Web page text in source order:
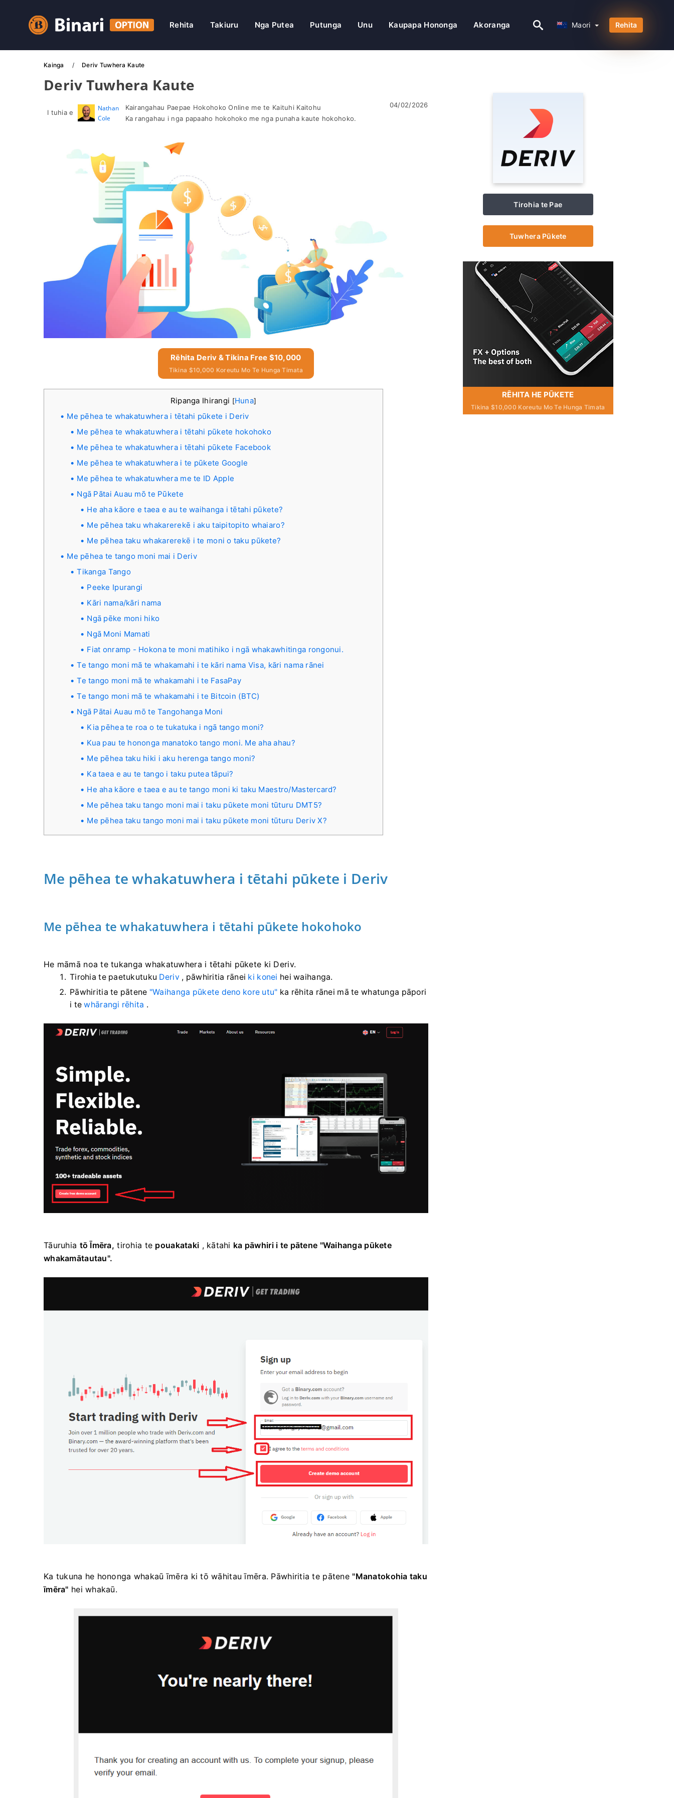
Rehita Takiuru Nga Putea Putunga Unu Kaupapa Hononga Akoranga Maori Rehita
Kainga Deriv Tuwhera Kaute
Deriv Tuwhera Kaute
I tuhia e
Nathan
Cole
Kairangahau Paepae Hokohoko Online me te Kaituhi Kaitohu
Ka rangahau i nga papaaho hokohoko me nga punaha kaute hokohoko.
04/02/2026
Rēhita Deriv & Tikina Free $10,000
Tikina $10,000 Koreutu Mo Te Hunga Timata
Ripanga Ihirangi [Huna]
Me pēhea te whakatuwhera i tētahi pūkete i Deriv
Me pēhea te whakatuwhera i tētahi pūkete hokohoko
Me pēhea te whakatuwhera i tētahi pūkete Facebook
Me pēhea te whakatuwhera i te pūkete Google
Me pēhea te whakatuwhera me te ID Apple
Ngā Pātai Auau mō te Pūkete
He aha kāore e taea e au te waihanga i tētahi pūkete?
Me pēhea taku whakarerekē i aku taipitopito whaiaro?
Me pēhea taku whakarerekē i te moni o taku pūkete?
Me pēhea te tango moni mai i Deriv
Tikanga Tango
Peeke Ipurangi
Kāri nama/kāri nama
Ngā pēke moni hiko
Ngā Moni Mamati
Fiat onramp - Hokona te moni matihiko i ngā whakawhitinga rongonui.
Te tango moni mā te whakamahi i te kāri nama Visa, kāri nama rānei
Te tango moni mā te whakamahi i te FasaPay
Te tango moni mā te whakamahi i te Bitcoin (BTC)
Ngā Pātai Auau mō te Tangohanga Moni
Kia pēhea te roa o te tukatuka i ngā tango moni?
Kua pau te hononga manatoko tango moni. Me aha ahau?
Me pēhea taku hiki i aku herenga tango moni?
Ka taea e au te tango i taku putea tāpui?
He aha kāore e taea e au te tango moni ki taku Maestro/Mastercard?
Me pēhea taku tango moni mai i taku pūkete moni tūturu DMT5?
Me pēhea taku tango moni mai i taku pūkete moni tūturu Deriv X?
Me pēhea te whakatuwhera i tētahi pūkete i Deriv
Me pēhea te whakatuwhera i tētahi pūkete hokohoko
He māmā noa te tukanga whakatuwhera i tētahi pūkete ki Deriv.
Tirohia te paetukutuku Deriv , pāwhiritia rānei ki konei hei waihanga.
Pāwhiritia te pātene "Waihanga pūkete deno kore utu" ka rēhita rānei mā te whatunga pāpori
i tewhārangi rēhita .
Tāuruhia tō Īmēra, tirohia te pouakataki , kātahi ka pāwhiri i te pātene "Waihanga pūkete
whakamātautau".
Ka tukuna he hononga whakaū īmēra ki tō wāhitau īmēra. Pāwhiritia te pātene "Manatokohia taku
īmēra" hei whakaū.
Tirohia te Pae
Tuwhera Pūkete
RĒHITA HE PŪKETE
Tikina $10,000 Koreutu Mo Te Hunga Timata